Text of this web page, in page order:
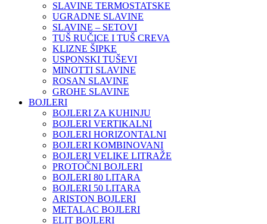
SLAVINE TERMOSTATSKE
UGRADNE SLAVINE
SLAVINE – SETOVI
TUŠ RUČICE I TUŠ CREVA
KLIZNE ŠIPKE
USPONSKI TUŠEVI
MINOTTI SLAVINE
ROSAN SLAVINE
GROHE SLAVINE
BOJLERI
BOJLERI ZA KUHINJU
BOJLERI VERTIKALNI
BOJLERI HORIZONTALNI
BOJLERI KOMBINOVANI
BOJLERI VELIKE LITRAŽE
PROTOČNI BOJLERI
BOJLERI 80 LITARA
BOJLERI 50 LITARA
ARISTON BOJLERI
METALAC BOJLERI
ELIT BOJLERI